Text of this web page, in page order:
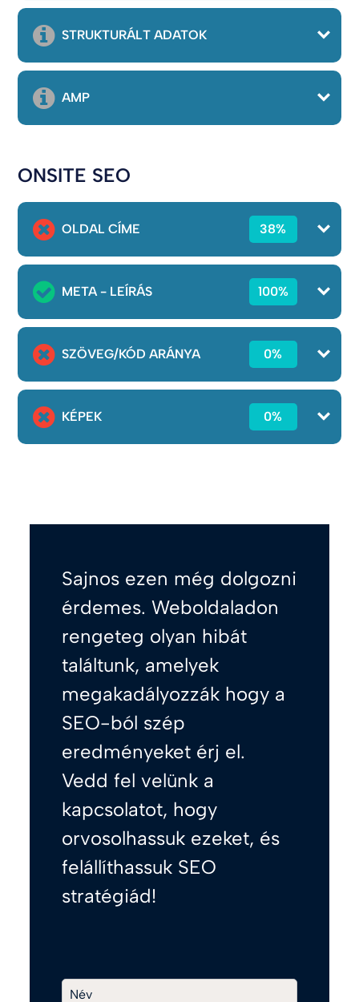
STRUKTURÁLT ADATOK
AMP
ONSITE SEO
OLDAL CÍME 38%
META - LEÍRÁS 100%
SZÖVEG/KÓD ARÁNYA 0%
KÉPEK 0%
Sajnos ezen még dolgozni
érdemes. Weboldaladon
rengeteg olyan hibát
találtunk, amelyek
megakadályozzák hogy a
SEO-ból szép
eredményeket érj el.
Vedd fel velünk a
kapcsolatot, hogy
orvosolhassuk ezeket, és
felállíthassuk SEO
stratégiád!
Név